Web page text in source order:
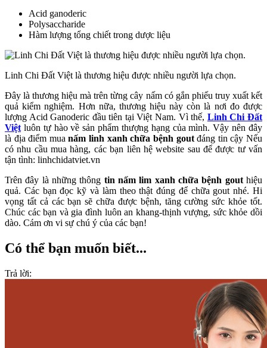
Acid ganoderic
Polysaccharide
Hàm lượng tổng chiết trong dược liệu
Linh Chi Đất Việt là thương hiệu được nhiều người lựa chọn.
Đây là thương hiệu mà trên từng cây nấm có gắn phiếu truy xuất kết
quả kiểm nghiệm. Hơn nữa, thương hiệu này còn là nơi đo được
lượng Acid Ganoderic đầu tiên tại Việt Nam. Vì thế, Linh Chi Đất
Việtluôn tự hào về sản phẩm thượng hạng của mình. Vậy nên đây
là địa điểm muanấm linh xanh chữa bệnh goutđáng tin cậy Nếu
có nhu cầu mua hàng, các bạn liên hệ website sau để được tư vấn
tận tình: linhchidatviet.vn
Trên đây là những thông tin nấm lim xanh chữa bệnh gouthiệu
quả. Các bạn đọc kỹ và làm theo thật đúng để chữa gout nhé. Hi
vọng tất cả các bạn sẽ chữa được bệnh, tăng cường sức khỏe tốt.
Chúc các bạn và gia đình luôn an khang-thịnh vượng, sức khỏe dồi
dào. Cám ơn vi sự chú ý của các bạn!
Có thể bạn muốn biết...
Trả lời: